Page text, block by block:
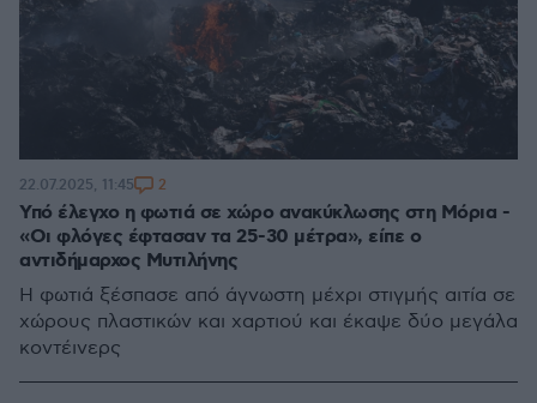
Υπό έλεγχο η φωτιά σε χώρο ανακύκλωσης στη Μόρια -
«Οι φλόγες έφτασαν τα 25-30 μέτρα», είπε ο
αντιδήμαρχος Μυτιλήνης
Η φωτιά ξέσπασε από άγνωστη μέχρι στιγμής αιτία σε
χώρους πλαστικών και χαρτιού και έκαψε δύο μεγάλα
κοντέινερς
22.07.2025, 11:45 2